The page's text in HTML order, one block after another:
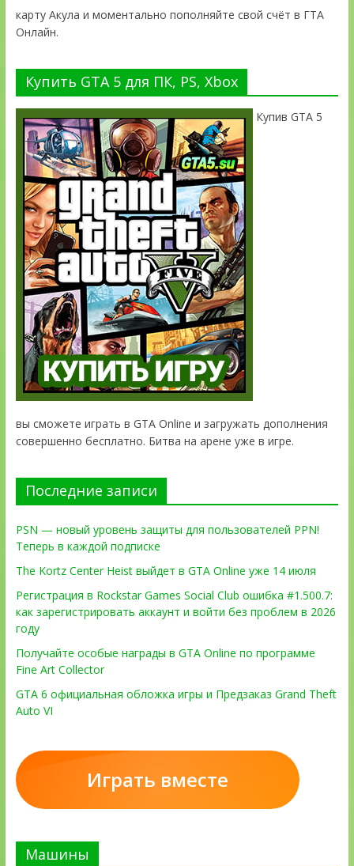
карту Акула и моментально пополняйте свой счёт в ГТА
Онлайн.
Купить GTA 5 для ПК, PS, Xbox
Купив GTA 5
вы сможете играть в GTA Online и загружать дополнения
совершенно бесплатно. Битва на арене уже в игре.
Последние записи
PSN — новый уровень защиты для пользователей PPN!
Теперь в каждой подписке
The Kortz Center Heist выйдет в GTA Online уже 14 июля
Регистрация в Rockstar Games Social Club ошибка #1.500.7:
как зарегистрировать аккаунт и войти без проблем в 2026
году
Получайте особые награды в GTA Online по программе
Fine Art Collector
GTA 6 официальная обложка игры и Предзаказ Grand Theft
Auto VI
Играть вместе
Машины